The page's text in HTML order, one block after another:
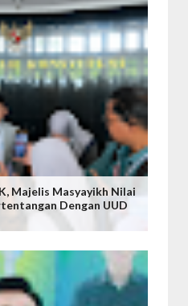
Majelis Masyayikh Nilai
Dengan UUD